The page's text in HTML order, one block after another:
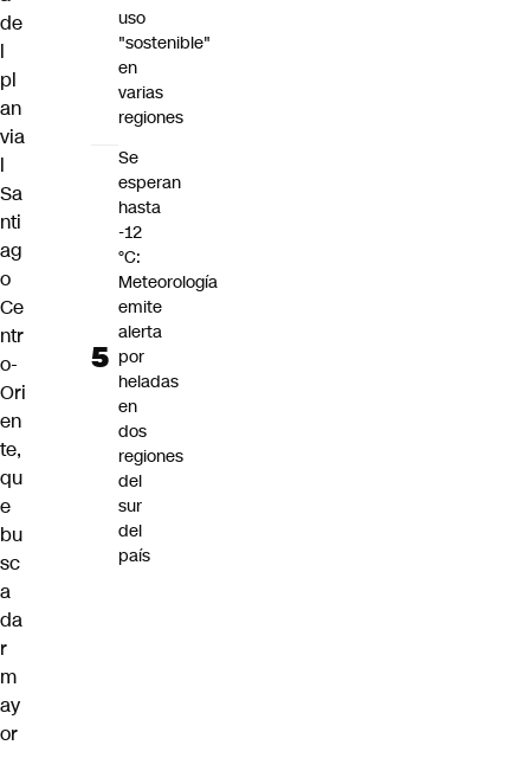
de
l
pl
an
via
l
Sa
nti
ag
o
Ce
ntr
o-
Ori
en
te,
qu
e
bu
sc
a
da
r
m
ay
or
uso
"sostenible"
en
varias
regiones
Se
esperan
hasta
-12
°C:
Meteorología
emite
alerta
por
heladas
en
dos
regiones
del
sur
del
país